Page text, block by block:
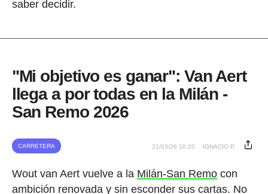
saber decidir.
"Mi objetivo es ganar": Van Aert
llega a por todas en la Milán -
San Remo 2026
CARRETERA 21/03/26 10:20 IGNACIO P.
Wout van Aert vuelve a la Milán-San Remocon
ambición renovada y sin esconder sus cartas. No